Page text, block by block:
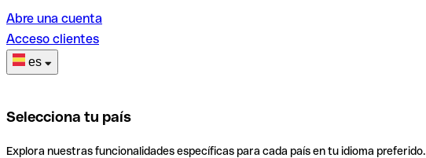
Abre una cuenta
Acceso clientes
es
Selecciona tu país
Explora nuestras funcionalidades específicas para cada país en tu idioma preferido.